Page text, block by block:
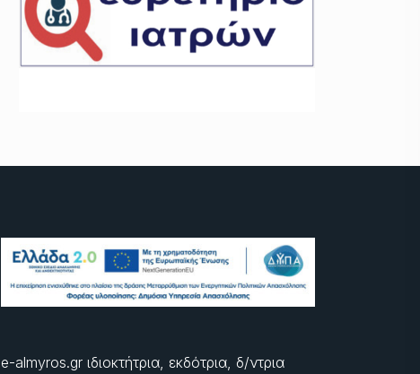
e-almyros.gr ιδιοκτήτρια, εκδότρια, δ/ντρια